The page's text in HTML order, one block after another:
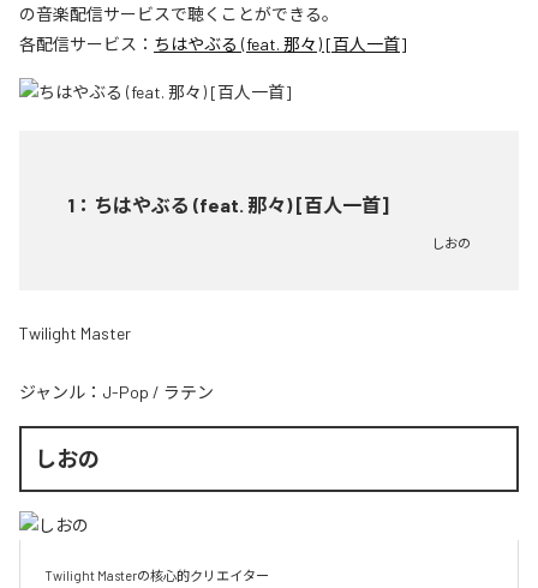
の音楽配信サービスで聴くことができる。
各配信サービス： ちはやぶる (feat. 那々) [百人一首]
1 ： ちはやぶる (feat. 那々) [百人一首]
しおの
Twilight Master
ジャンル： J-Pop / ラテン
しおの
Twilight Masterの核心的クリエイター